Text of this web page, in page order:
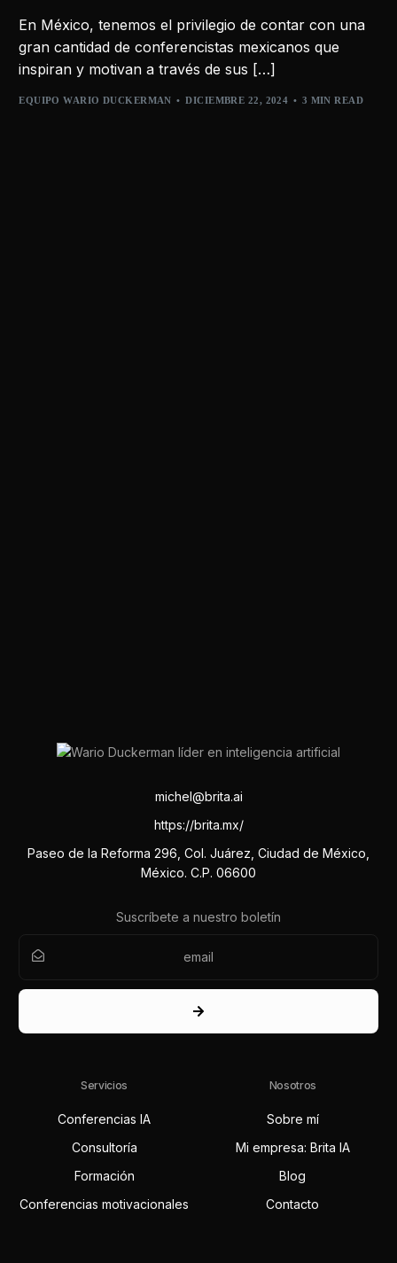
En México, tenemos el privilegio de contar con una
gran cantidad de conferencistas mexicanos que
inspiran y motivan a través de sus […]
EQUIPO WARIO DUCKERMAN DICIEMBRE 22, 2024 3 MIN READ
michel@brita.ai
https://brita.mx/
Paseo de la Reforma 296, Col. Juárez, Ciudad de México,
México. C.P. 06600
Suscríbete a nuestro boletín
Servicios
Conferencias IA
Consultoría
Formación
Conferencias motivacionales
Nosotros
Sobre mí
Mi empresa: Brita IA
Blog
Contacto